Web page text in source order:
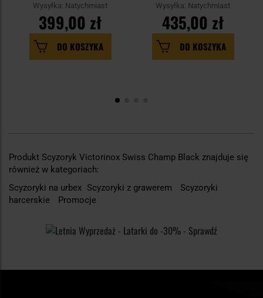
Wysyłka: Natychmiast
399,00 zł
DO KOSZYKA
Wysyłka: Natychmiast
435,00 zł
DO KOSZYKA
Produkt Scyzoryk Victorinox Swiss Champ Black znajduje się
również w kategoriach:
Scyzoryki na urbex Scyzoryki z grawerem
Scyzoryki
harcerskie
Promocje